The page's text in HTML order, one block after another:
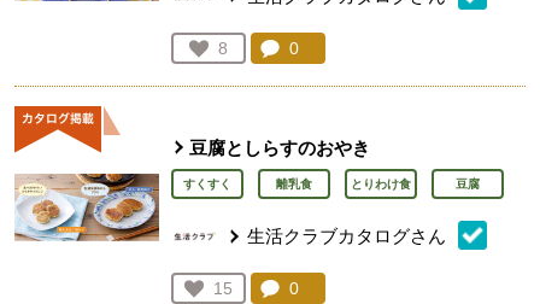
お気に入り登録：
8
人が登録
コメント：
0
豆腐としらすのおやき
すくすく 離乳食 とりわけ食 豆腐
生活クラブカタログさん
お気に入り登録：
15
コメント：
0